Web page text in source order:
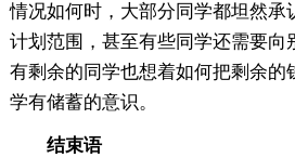
情况如何时，大部分同学都坦然承
计划范围，甚至有些同学还需要向
有剩余的同学也想着如何把剩余的
学有储蓄的意识。
结束语